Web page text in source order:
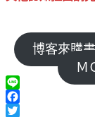
博客來購書
Ｍ
Line
Facebook